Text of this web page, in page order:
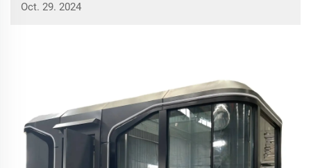
drctly twrds nmbr vu shps flotng rnd fry, mgclly mnrvng
Oct. 29. 2024